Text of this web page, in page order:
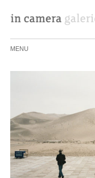
MENU